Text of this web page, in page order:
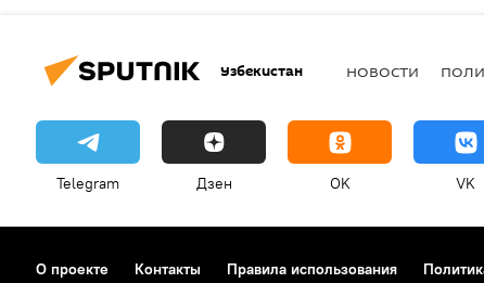
Узбекистан НОВОСТИ
Telegram Дзен OK VK
О проекте Контакты Правила использования